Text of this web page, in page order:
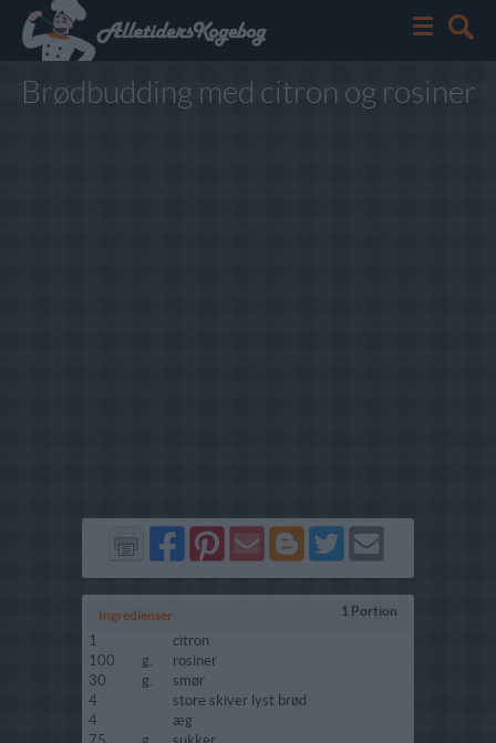
Brødbudding med citron og rosiner
Del
på
Facebook
Del
på
Pinterest
Send
via
GMail
Del
på
Blogger
Del
på
Twitter
Send
Ingredienser 1 Portion
1
citron
100
g.
rosiner
30
g.
smør
4
store skiver lyst brød
4
æg